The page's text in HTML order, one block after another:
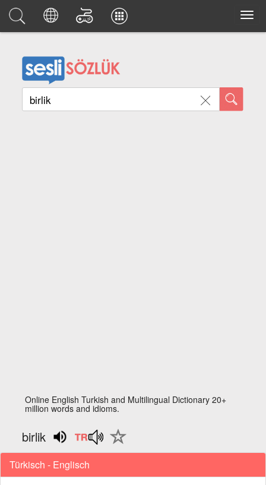
Online English Turkish and Multilingual Dictionary 20+
million words and idioms.
birlik
Türkisch - Englisch